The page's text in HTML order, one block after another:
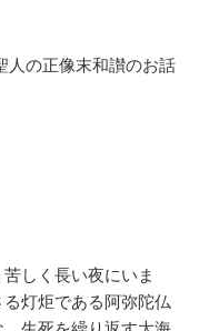
人の正像末和讃のお話
しく長い夜にいま
灯炬である阿弥陀仏